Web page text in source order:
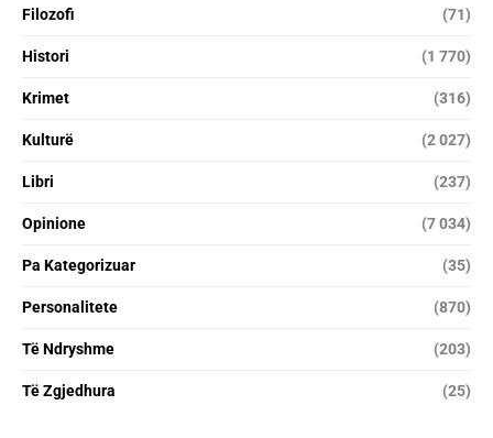
Filozofi (71)
Histori (1 770)
Krimet (316)
Kulturë (2 027)
Libri (237)
Opinione (7 034)
Pa Kategorizuar (35)
Personalitete (870)
Të Ndryshme (203)
Të Zgjedhura (25)